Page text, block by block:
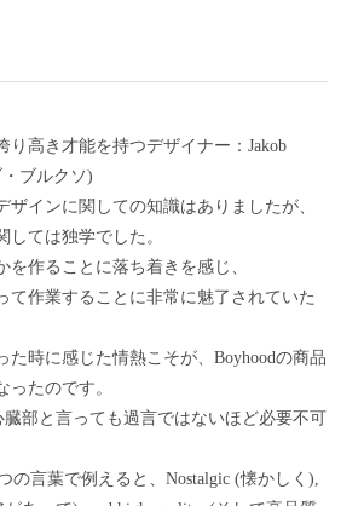
り高き才能を持つデザイナー：Jakob
ブルクソ)
ザインに関しての知識はありましたが、
しては独学でした。
を作ることに落ち着きを感じ、
て作業することに非常に魅了されていた
た時に感じた情熱こそが、Boyhoodの商品
ったのです。
臓部と言っても過言ではないほど必要不可
の言葉で例えると、Nostalgic (懐かしく),